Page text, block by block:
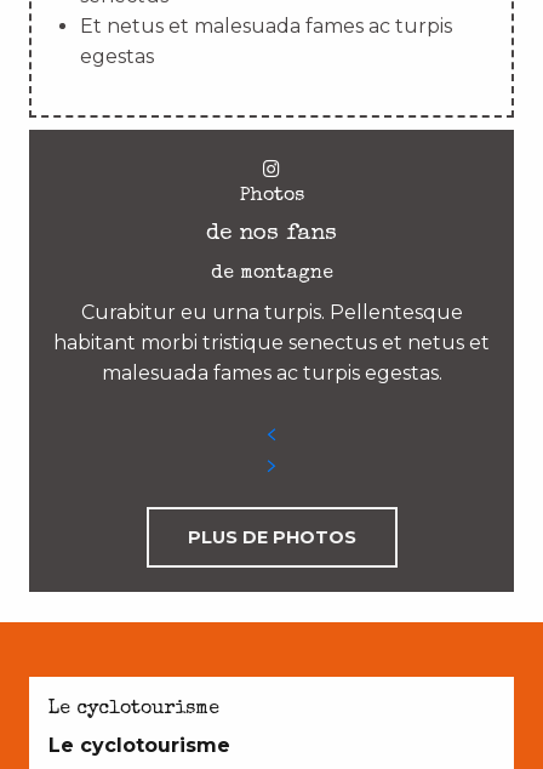
Et netus et malesuada fames ac turpis
egestas
Photos
de nos fans
de montagne
Curabitur eu urna turpis. Pellentesque
habitant morbi tristique senectus et netus et
malesuada fames ac turpis egestas.
PLUS DE PHOTOS
Le cyclotourisme
Le cyclotourisme